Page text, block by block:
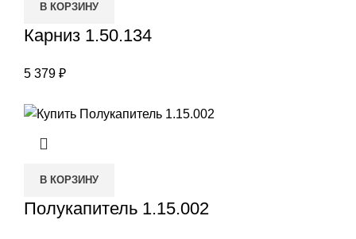
В КОРЗИНУ
Карниз 1.50.134
5 379 ₽
В КОРЗИНУ
Полукапитель 1.15.002